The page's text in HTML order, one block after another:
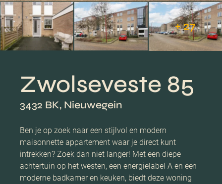
+ 27
Zwolseveste 85
3432 BK, Nieuwegein
Ben je op zoek naar een stijlvol en modern
maisonnette appartement waar je direct kunt
intrekken? Zoek dan niet langer! Met een diepe
achtertuin op het westen, een energielabel A en een
moderne badkamer en keuken, biedt deze woning